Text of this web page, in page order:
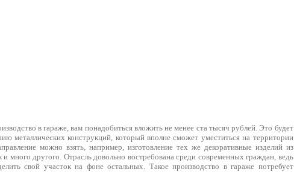
в гараже, вам понадобиться вложить не менее ста тысяч рублей. Это будет
металлических конструкций, который вполне сможет уместиться на территории
можно взять, например, изготовление тех же декоративные изделий из
много другого. Отрасль довольно востребована среди современных граждан, ведь
свой участок на фоне остальных. Такое производство в гараже потребует